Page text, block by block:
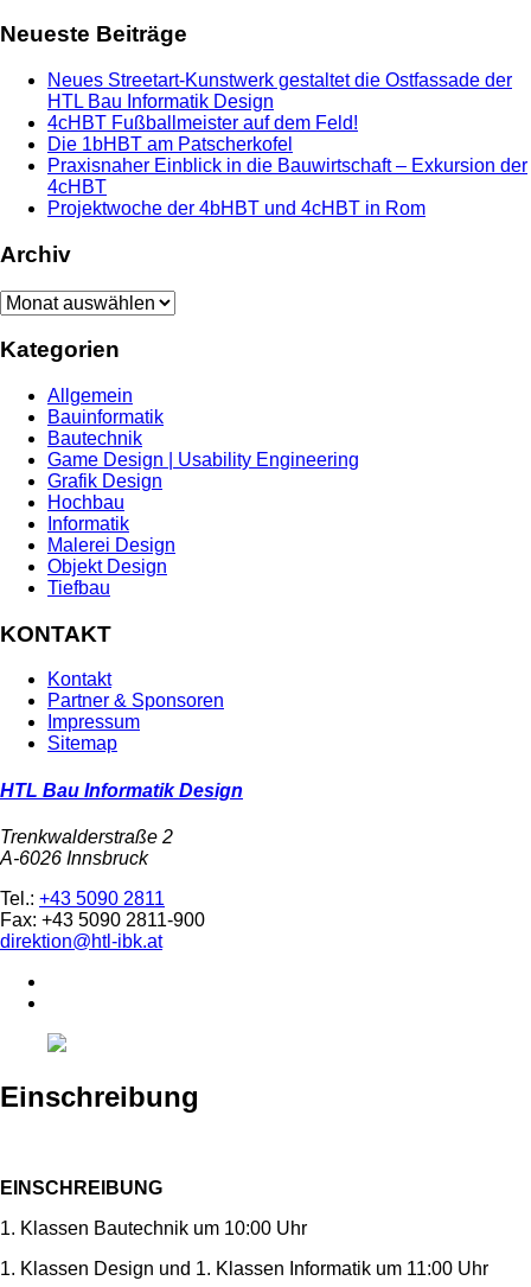
Neueste Beiträge
Neues Streetart-Kunstwerk gestaltet die Ostfassade der
HTL Bau Informatik Design
4cHBT Fußballmeister auf dem Feld!
Die 1bHBT am Patscherkofel
Praxisnaher Einblick in die Bauwirtschaft – Exkursion der
4cHBT
Projektwoche der 4bHBT und 4cHBT in Rom
Archiv
Archiv
Kategorien
Allgemein
Bauinformatik
Bautechnik
Game Design | Usability Engineering
Grafik Design
Hochbau
Informatik
Malerei Design
Objekt Design
Tiefbau
KONTAKT
Kontakt
Partner & Sponsoren
Impressum
Sitemap
HTL Bau Informatik Design
Trenkwalderstraße 2
A-6026 Innsbruck
Tel.: +43 5090 2811
Fax: +43 5090 2811-900
direktion@htl-ibk.at
Einschreibung
EINSCHREIBUNG
1. Klassen Bautechnik um 10:00 Uhr
1. Klassen Design und 1. Klassen Informatik um 11:00 Uhr